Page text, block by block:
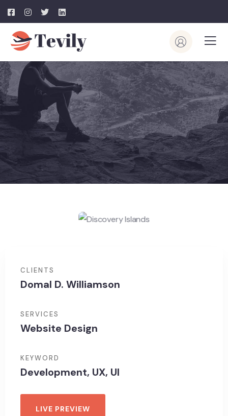
CLIENTS
Domal D. Williamson
SERVICES
Website Design
KEYWORD
Development, UX, UI
LIVE PREVIEW